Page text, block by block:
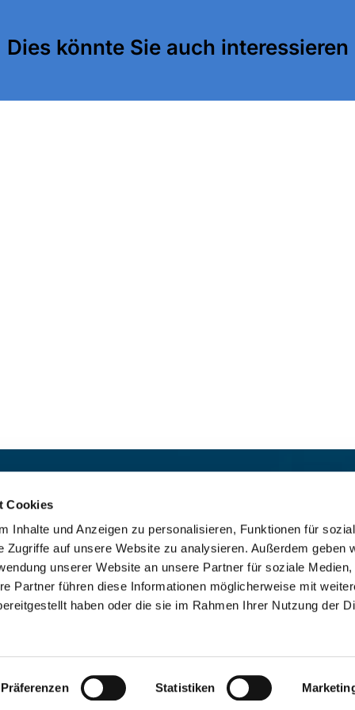
Cookies
Inhalte und Anzeigen zu personalisieren, Funktionen für
Zugriffe auf unsere Website zu analysieren. Außerdem geben
unserer Website an unsere Partner für soziale Medien,
Partner führen diese Informationen möglicherweise mit
haben oder die sie im Rahmen Ihrer Nutzung der
Präferenzen Statistiken
Dies könnte Sie auch interessieren
8859 590
 Heilig Kreuz:
Mo-So 8-18 Uhr